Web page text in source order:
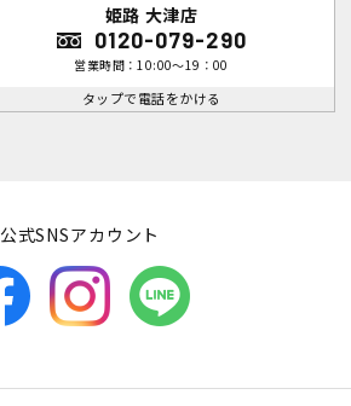
姫路 大津店
0120-079-290
営業時間：10:00～19：00
タップで電話をかける
公式SNSアカウント